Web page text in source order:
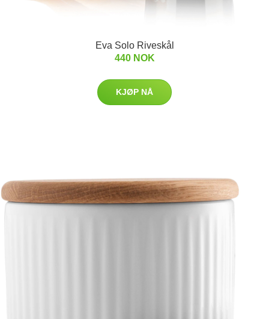
Eva Solo Riveskål
440 NOK
KJØP NÅ